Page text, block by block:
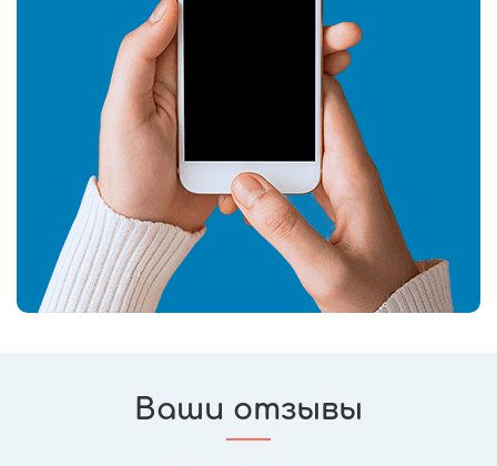
Ваши отзывы